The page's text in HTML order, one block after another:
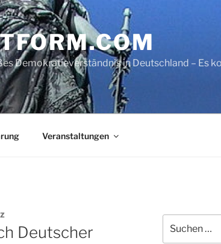
Demokratieverständnis in Deutschland – Es
Veranstaltungen
Deutscher
nach: